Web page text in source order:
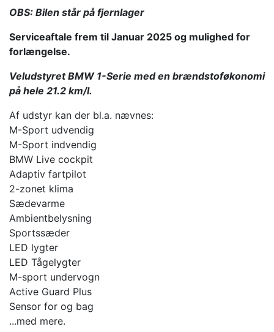
OBS: Bilen står på fjernlager
Serviceaftale frem til Januar 2025 og mulighed for
forlængelse.
Veludstyret BMW 1-Serie med en brændstoføkonomi
på hele 21.2 km/l.
Af udstyr kan der bl.a. nævnes:
M-Sport udvendig
M-Sport indvendig
BMW Live cockpit
Adaptiv fartpilot
2-zonet klima
Sædevarme
Ambientbelysning
Sportssæder
LED lygter
LED Tågelygter
M-sport undervogn
Active Guard Plus
Sensor for og bag
...med mere.